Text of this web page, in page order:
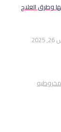
وطرق العلاج